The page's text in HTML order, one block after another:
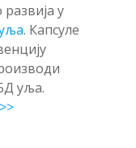
у
. Капсуле
уља.